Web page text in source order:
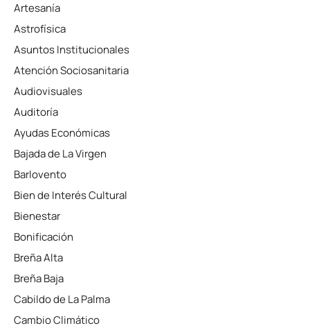
Artesanía
Astrofísica
Asuntos Institucionales
Atención Sociosanitaria
Audiovisuales
Auditoría
Ayudas Económicas
Bajada de La Virgen
Barlovento
Bien de Interés Cultural
Bienestar
Bonificación
Breña Alta
Breña Baja
Cabildo de La Palma
Cambio Climático